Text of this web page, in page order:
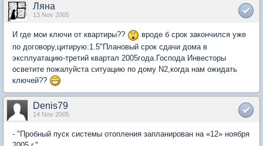
Ляна
13 Nov 2005
И где мои ключи от квартиры??
вроде б срок закончился уже
по договору,цитирую:1.5"Плановый срок сдачи дома в
эксплуатацию-третий квартал 2005года.Господа Инвесторы
осветите пожалуйста ситуацию по дому N2,когда нам ожидать
ключей??
Denis79
14 Nov 2005
- "Пробный пуск системы отопления запланирован на «12» ноября